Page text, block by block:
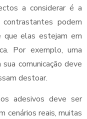
a considerar é a
podem
que elas estejam em
Por exemplo, uma
comunicação deve
destoar.
adesivos deve ser
cenários reais, muitas